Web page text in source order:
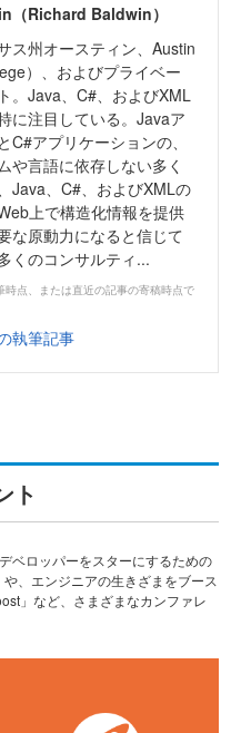
（Richard Baldwin）
ス州オースティン、Austin
）、およびプライベー
。Java、C#、およびXML
に注目している。Javaア
C#アプリケーションの、
や言語に依存しない多く
Java、C#、およびXMLの
上で構造化情報を提供
な原動力になると信じて
くのコンサルティ...
時点、または直近の記事の寄稿時点で
執筆記事
ト
ベロッパーをスターにするための
、エンジニアの生きざまをブース
」など、さまざまなカンファレ